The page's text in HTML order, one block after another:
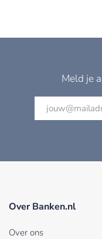
Meld je
Over Banken.nl
Over ons